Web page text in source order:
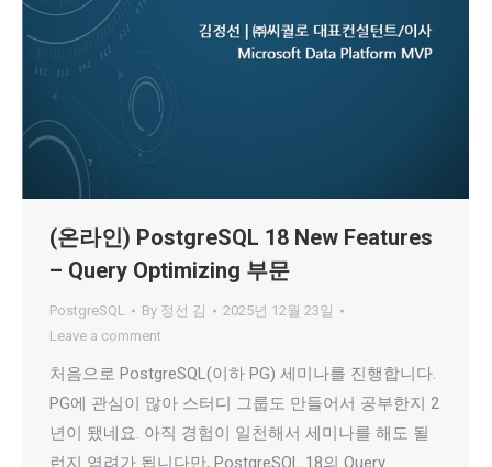
(온라인) PostgreSQL 18 New Features
– Query Optimizing 부문
PostgreSQL By 정선 김
2025년 12월 23일
Leave a comment
처음으로 PostgreSQL(이하 PG) 세미나를 진행합니다.
PG에 관심이 많아 스터디 그룹도 만들어서 공부한지 2
년이 됐네요. 아직 경험이 일천해서 세미나를 해도 될
런지 염려가 됩니다만, PostgreSQL 18의 Query